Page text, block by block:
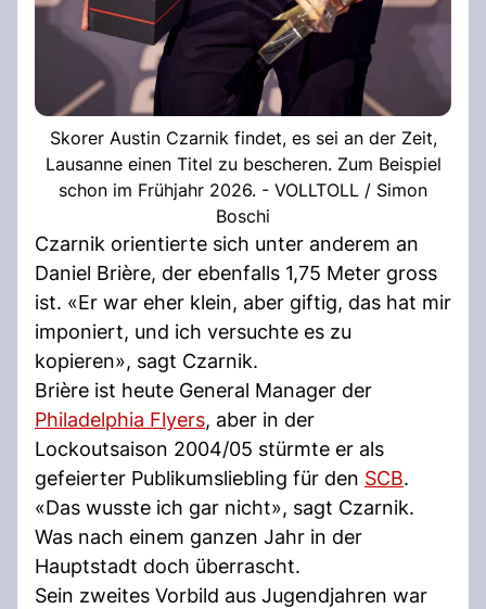
Skorer Austin Czarnik findet, es sei an der Zeit,
Lausanne einen Titel zu bescheren. Zum Beispiel
schon im Frühjahr 2026. - VOLLTOLL / Simon
Boschi
Czarnik orientierte sich unter anderem an
Daniel Brière, der ebenfalls 1,75 Meter gross
ist. «Er war eher klein, aber giftig, das hat mir
imponiert, und ich versuchte es zu
kopieren», sagt Czarnik.
Brière ist heute General Manager der
Philadelphia Flyers, aber in der
Lockoutsaison 2004/05 stürmte er als
gefeierter Publikumsliebling für den SCB.
«Das wusste ich gar nicht», sagt Czarnik.
Was nach einem ganzen Jahr in der
Hauptstadt doch überrascht.
Sein zweites Vorbild aus Jugendjahren war